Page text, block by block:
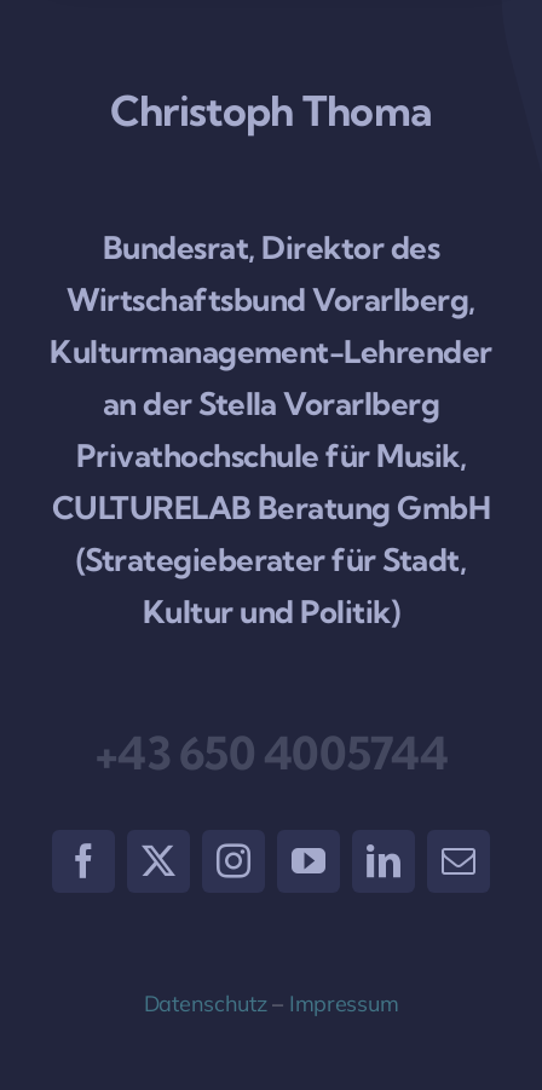
Christoph Thoma
Bundesrat, Direktor des
Wirtschaftsbund Vorarlberg,
Kulturmanagement-Lehrender
an der Stella Vorarlberg
Privathochschule für Musik,
CULTURELAB Beratung GmbH
(Strategieberater für Stadt,
Kultur und Politik)
+43 650 4005744
Datenschutz– Impressum